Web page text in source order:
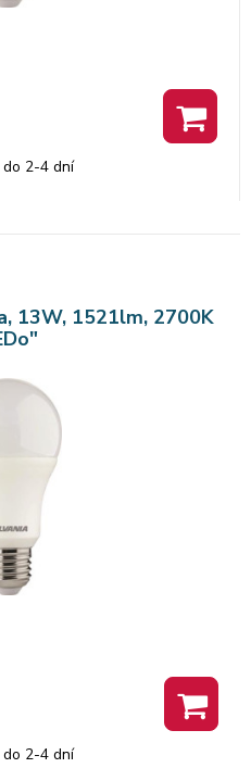
2-4 dní
13W, 1521lm, 2700K
2-4 dní